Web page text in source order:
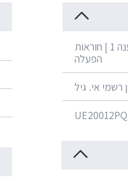
סוללה 1 | כבל הטענה 1 | חוראות
הפעלה
רשמי אי. גיל
UE20012PQ